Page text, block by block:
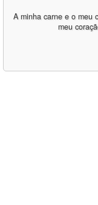
A minha carne e o meu
meu